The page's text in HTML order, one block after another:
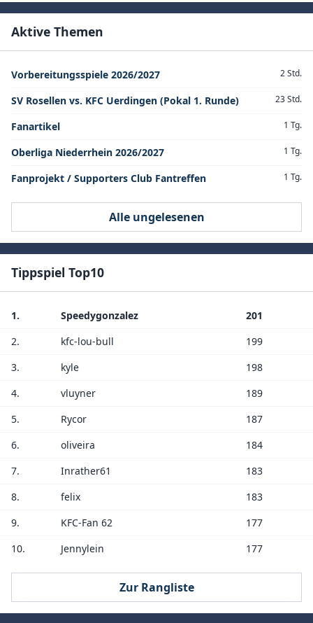
Aktive Themen
Vorbereitungsspiele 2026/2027 2 Std.
SV Rosellen vs. KFC Uerdingen (Pokal 1. Runde) 23 Std.
Fanartikel 1 Tg.
Oberliga Niederrhein 2026/2027 1 Tg.
Fanprojekt / Supporters Club Fantreffen 1 Tg.
Alle ungelesenen
Tippspiel Top10
1. Speedygonzalez
201
2.
kfc-lou-bull
199
3.
kyle
198
4.
vluyner
189
5.
Rycor
187
6.
oliveira
184
7.
Inrather61
183
8.
felix
183
9.
KFC-Fan 62
177
10.
Jennylein 177
Zur Rangliste